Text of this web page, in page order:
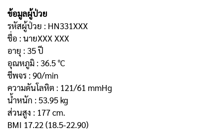
ข้อมูลผู้ป่วย
รหัสผู้ป่วย : HN331XXX
ชื่อ : นายXXX XXX
อายุ : 35 ปี
อุณหภูมิ : 36.5 °C
ชีพจร : 90/min
ความดันโลหิต : 121/61 mmHg
น้ำหนัก : 53.95 kg
ส่วนสูง : 177 cm.
BMI 17.22 (18.5-22.90)